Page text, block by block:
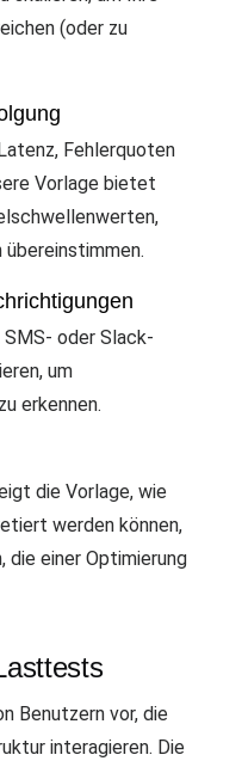
(oder zu
Fehlerquoten
Vorlage bietet
SMS- oder Slack-
um
erkennen.
die Vorlage, wie
werden können,
die einer Optimierung
Benutzern vor, die
interagieren. Die